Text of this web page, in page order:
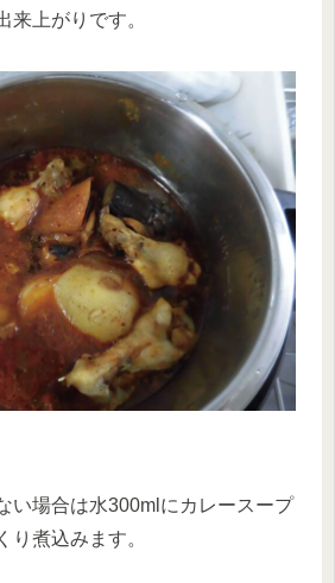
来上がりです。
い場合は水300mlにカレースープ
り煮込みます。